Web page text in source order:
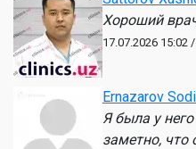
Хороший
17.07.2026 15:02
Ernazarov
Я была у
заметно, что